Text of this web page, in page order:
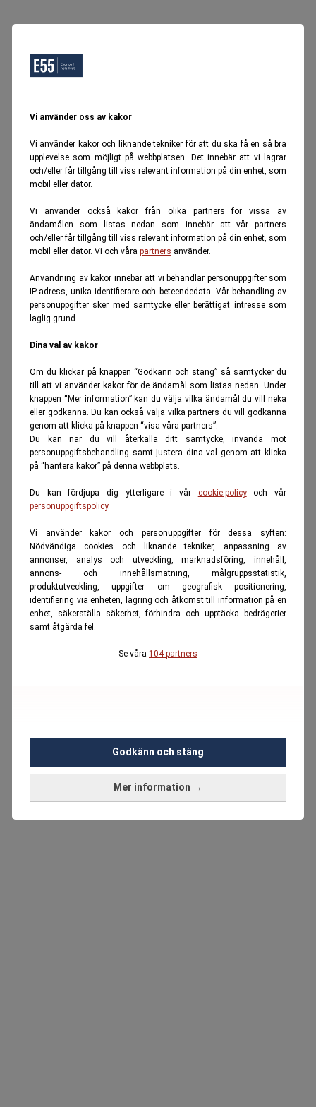
Vi använder oss av kakor
Vi använder kakor och liknande tekniker för att du ska få en så bra
upplevelse som möjligt på webbplatsen. Det innebär att vi lagrar
och/eller får tillgång till viss relevant information på din enhet, som
mobil eller dator.
Vi använder också kakor från olika partners för vissa av
ändamålen som listas nedan som innebär att vår partners
och/eller får tillgång till viss relevant information på din enhet, som
mobil eller dator. Vi och våra partners använder.
Användning av kakor innebär att vi behandlar personuppgifter som
IP-adress, unika identifierare och beteendedata. Vår behandling av
personuppgifter sker med samtycke eller berättigat intresse som
laglig grund.
Dina val av kakor
Om du klickar på knappen “Godkänn och stäng” så samtycker du
till att vi använder kakor för de ändamål som listas nedan. Under
knappen “Mer information” kan du välja vilka ändamål du vill neka
eller godkänna. Du kan också välja vilka partners du vill godkänna
genom att klicka på knappen “visa våra partners”.
Du kan när du vill återkalla ditt samtycke, invända mot
personuppgiftsbehandling samt justera dina val genom att klicka
på “hantera kakor” på denna webbplats.
Du kan fördjupa dig ytterligare i vår cookie-policyoch vår
personuppgiftspolicy.
Vi använder kakor och personuppgifter för dessa syften:
Nödvändiga cookies och liknande tekniker, anpassning av
annonser, analys och utveckling, marknadsföring, innehåll,
annons- och innehållsmätning, målgruppsstatistik,
produktutveckling, uppgifter om geografisk positionering,
identifiering via enheten, lagring och åtkomst till information på en
enhet, säkerställa säkerhet, förhindra och upptäcka bedrägerier
samt åtgärda fel.
Se våra 104 partners
Mer information →
Godkänn och stäng